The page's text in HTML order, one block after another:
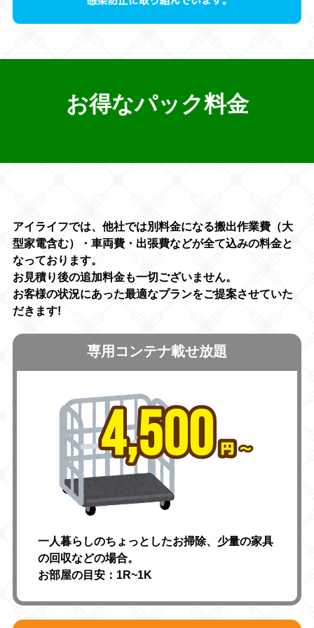
お得なパック料金
アイライフでは、他社では別料金になる搬出作業費（大
型家電含む）・車両費・出張費などが全て込みの料金と
なっております。
お見積り後の追加料金も一切ございません。
お客様の状況にあった最適なプランをご提案させていた
だきます!
専用コンテナ載せ放題
一人暮らしのちょっとしたお掃除、少量の家具
の回収などの場合。
お部屋の目安：1R~1K